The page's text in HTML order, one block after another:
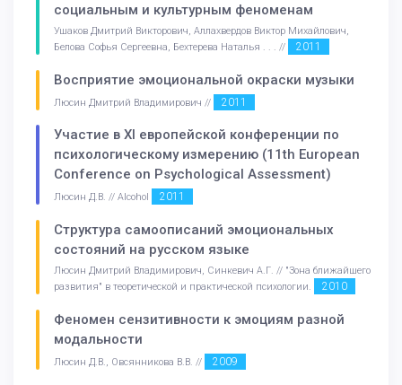
социальным и культурным феноменам
Ушаков Дмитрий Викторович, Аллахвердов Виктор Михайлович,
Белова Софья Сергеевна, Бехтерева Наталья . . . //
2011
Восприятие эмоциональной окраски музыки
Люсин Дмитрий Владимирович // 2011
Участие в XI европейской конференции по
психологическому измерению (11th European
Conference on Psychological Assessment)
Люсин Д.В. // Alcohol 2011
Структура самоописаний эмоциональных
состояний на русском языке
Люсин Дмитрий Владимирович, Синкевич А.Г. // "Зона ближайшего
развития" в теоретической и практической психологии.
2010
Феномен сензитивности к эмоциям разной
модальности
Люсин Д.В., Овсянникова В.В. // 2009